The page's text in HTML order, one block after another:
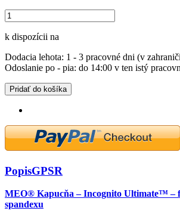
k dispozícii na
Dodacia lehota: 1 - 3 pracovné dni (v
Odoslanie po - pia: do 14:00 v ten istý
Pridať do košíka
PopisGPSR
MEO® Kapucňa – Incognito Ultimate™ –
spandexu